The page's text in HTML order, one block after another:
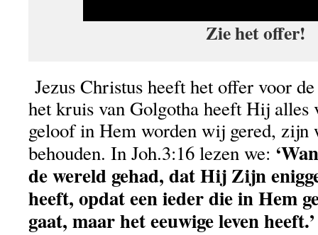
Zie het offer!
Jezus Christus heeft het offer voor
het kruis van Golgotha heeft Hij alles
geloof in Hem worden wij gered, zijn
behouden. In Joh.3:16 lezen we:
de wereld gehad, dat Hij Zijn
heeft, opdat een ieder die in Hem
gaat, maar het eeuwige leven heeft.’